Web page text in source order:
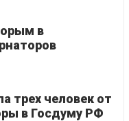
в
трех человек от
в Госдуму РФ